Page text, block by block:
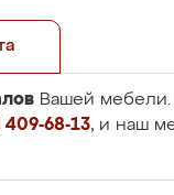
Вашей
409-68-13, и наш